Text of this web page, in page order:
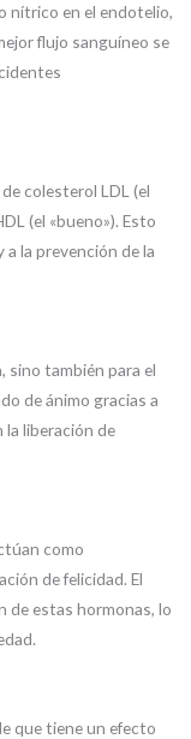
nítrico en el endotelio,
flujo sanguíneo se
colesterol LDL (el
(el «bueno»). Esto
la prevención de la
sino también para el
de ánimo gracias a
liberación de
como
de felicidad. El
de estas hormonas, lo
que tiene un efecto